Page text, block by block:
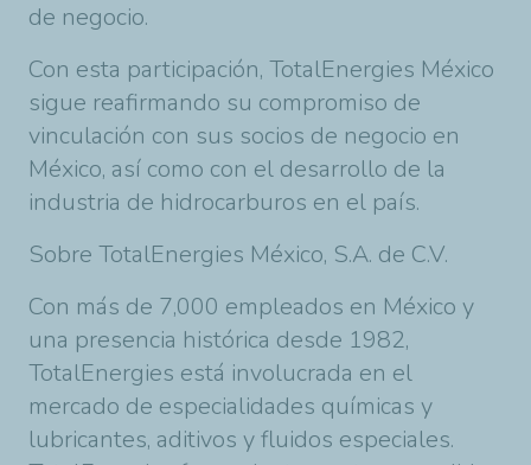
de negocio.
Con esta participación, TotalEnergies México
sigue reafirmando su compromiso de
vinculación con sus socios de negocio en
México, así como con el desarrollo de la
industria de hidrocarburos en el país.
Sobre TotalEnergies México, S.A. de C.V.
Con más de 7,000 empleados en México y
una presencia histórica desde 1982,
TotalEnergies está involucrada en el
mercado de especialidades químicas y
lubricantes, aditivos y fluidos especiales.